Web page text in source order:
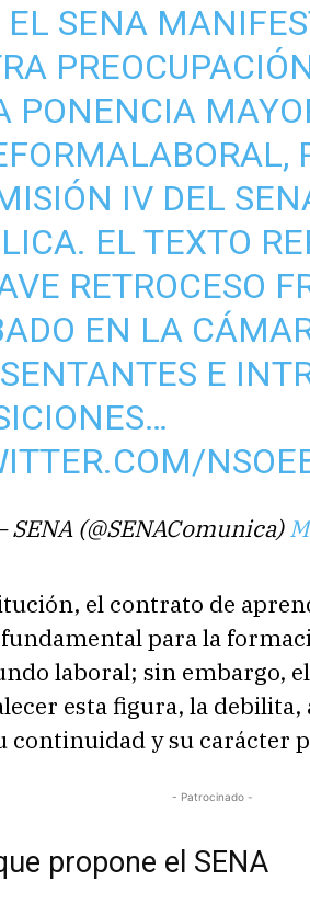
EL SENA
PONENCIA
,
IV DEL
EL TEXTO
RETROCESO
EN LA
E
SENA (@SENAComunica)
el contrato de
para la
laboral; sin embargo,
esta figura, la debilita,
continuidad y su carácter
- Patrocinado -
propone el SENA